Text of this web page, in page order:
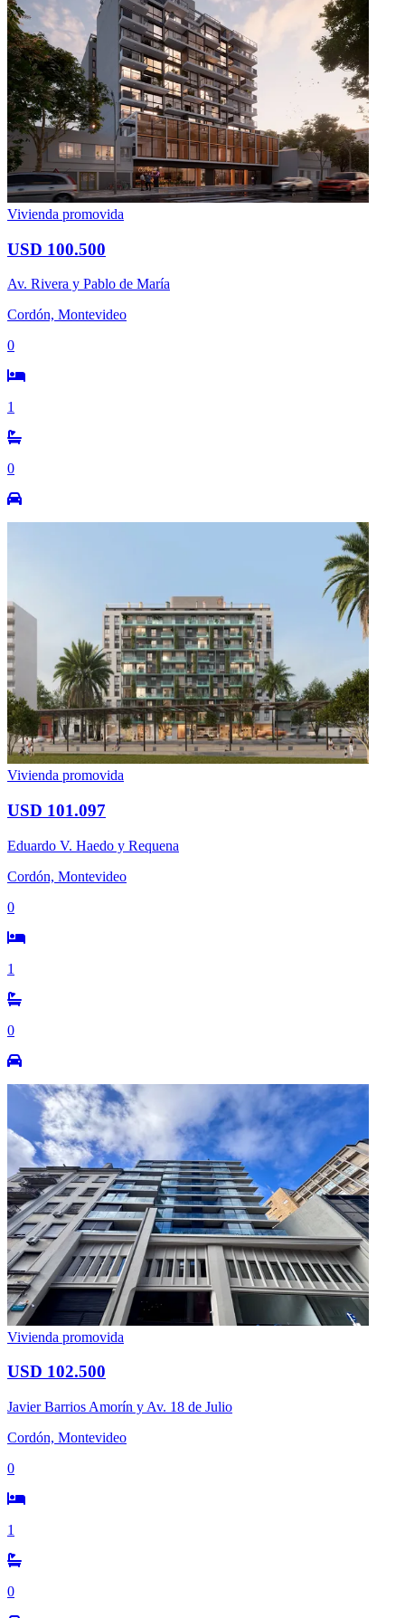
Vivienda promovida
USD 100.500
Av. Rivera y Pablo de María
Cordón, Montevideo
0
1
0
Vivienda promovida
USD 101.097
Eduardo V. Haedo y Requena
Cordón, Montevideo
0
1
0
Vivienda promovida
USD 102.500
Javier Barrios Amorín y Av. 18 de Julio
Cordón, Montevideo
0
1
0